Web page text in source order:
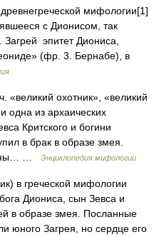
мифологии[1]
с Дионисом, так
эпитет Диониса,
(фр. 3. Бернабе), в
«великий охотник», «великий
одна из архаических
Критского и богини
в брак в образе змея.
…
Энциклопедия мифологии
в греческой мифологии
Диониса, сын Зевса и
в образе змея. Посланные
юного Загрея, но сердце его